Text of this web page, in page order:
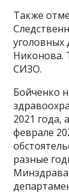
Также
уголовных
Никонова.
СИЗО.
Бойченко
2021 года,
феврале
разные